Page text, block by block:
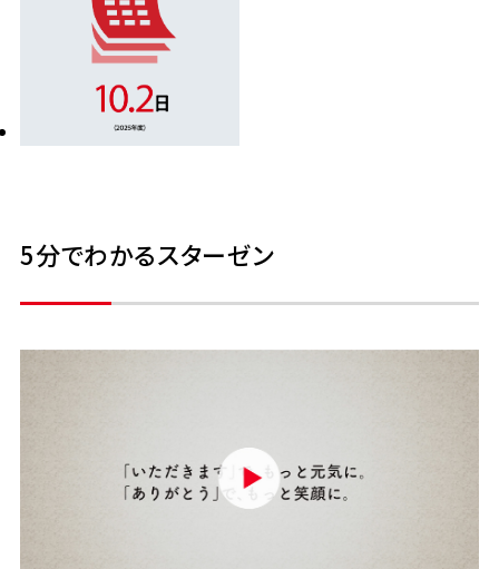
5分でわかるスターゼン